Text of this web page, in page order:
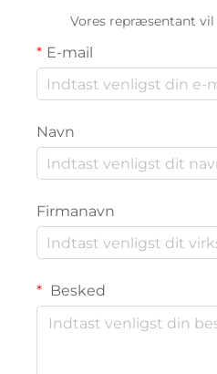
Vores repræsentant
E-mail
Navn
Firmanavn
Besked